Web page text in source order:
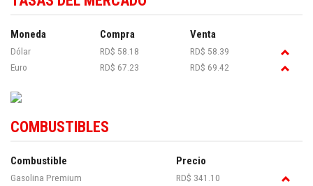
Moneda Compra Venta
Dólar RD$ 58.18
RD$ 58.39
Euro
RD$ 67.23 RD$ 69.42
COMBUSTIBLES
Combustible Precio
Gasolina Premium
RD$ 341.10